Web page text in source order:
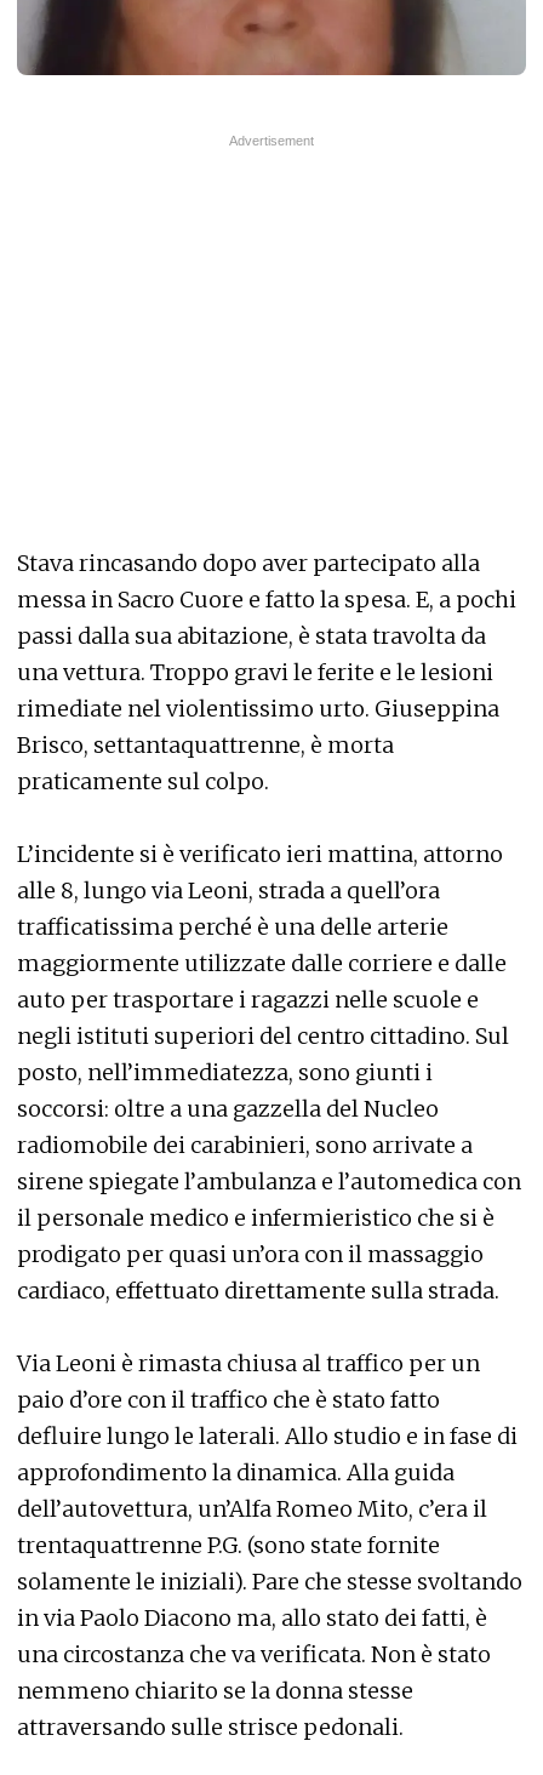
Stava rincasando dopo aver partecipato alla
messa in Sacro Cuore e fatto la spesa. E, a pochi
passi dalla sua abitazione, è stata travolta da
una vettura. Troppo gravi le ferite e le lesioni
rimediate nel violentissimo urto. Giuseppina
Brisco, settantaquattrenne, è morta
praticamente sul colpo.
L’incidente si è verificato ieri mattina, attorno
alle 8, lungo via Leoni, strada a quell’ora
trafficatissima perché è una delle arterie
maggiormente utilizzate dalle corriere e dalle
auto per trasportare i ragazzi nelle scuole e
negli istituti superiori del centro cittadino. Sul
posto, nell’immediatezza, sono giunti i
soccorsi: oltre a una gazzella del Nucleo
radiomobile dei carabinieri, sono arrivate a
sirene spiegate l’ambulanza e l’automedica con
il personale medico e infermieristico che si è
prodigato per quasi un’ora con il massaggio
cardiaco, effettuato direttamente sulla strada.
Via Leoni è rimasta chiusa al traffico per un
paio d’ore con il traffico che è stato fatto
defluire lungo le laterali. Allo studio e in fase di
approfondimento la dinamica. Alla guida
dell’autovettura, un’Alfa Romeo Mito, c’era il
trentaquattrenne P.G. (sono state fornite
solamente le iniziali). Pare che stesse svoltando
in via Paolo Diacono ma, allo stato dei fatti, è
una circostanza che va verificata. Non è stato
nemmeno chiarito se la donna stesse
attraversando sulle strisce pedonali.